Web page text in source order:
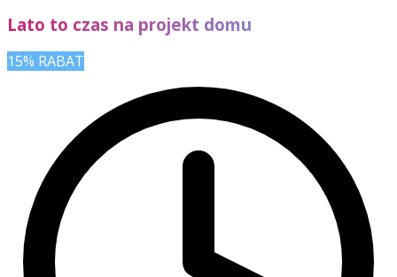
Lato to czas na projekt domu
15% RABAT